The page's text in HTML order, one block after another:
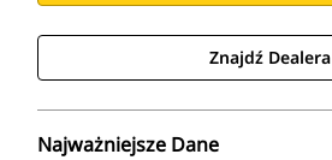
Znajdź Dealera
Najważniejsze Dane